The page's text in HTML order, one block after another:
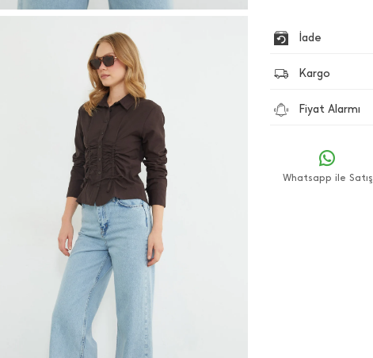
İade
Kargo
Fiyat Alarmı
Whatsapp ile Satış